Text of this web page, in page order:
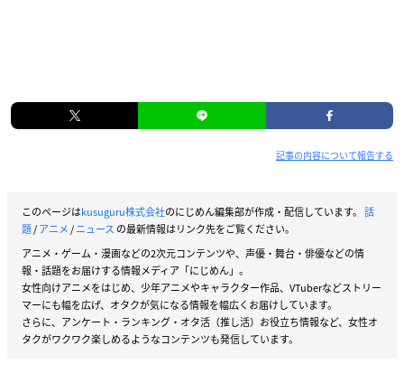
記事の内容について報告する
このページはkusuguru株式会社のにじめん編集部が作成・配信しています。 話
題/アニメ/ニュース の最新情報はリンク先をご覧ください。
アニメ・ゲーム・漫画などの2次元コンテンツや、声優・舞台・俳優などの情
報・話題をお届けする情報メディア「にじめん」。
女性向けアニメをはじめ、少年アニメやキャラクター作品、VTuberなどストリー
マーにも幅を広げ、オタクが気になる情報を幅広くお届けしています。
さらに、アンケート・ランキング・オタ活（推し活）お役立ち情報など、女性オ
タクがワクワク楽しめるようなコンテンツも発信しています。